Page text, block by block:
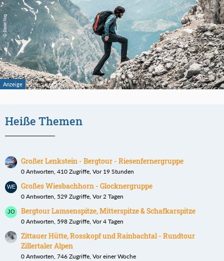
Heiße Themen
Großer Lenkstein - Bergtour - Riesenfernergruppe
0 Antworten, 410 Zugriffe, Vor 19 Stunden
Großes Wiesbachhorn - Glocknergruppe
0 Antworten, 529 Zugriffe, Vor 2 Tagen
Bergtour Lamsenspitze, Mitterspitze & Schafkarspitze
0 Antworten, 598 Zugriffe, Vor 4 Tagen
Zittauer Hütte, Rosskopf und Rainbachtal - Rundtour
Zillertaler Alpen
0 Antworten, 746 Zugriffe, Vor einer Woche